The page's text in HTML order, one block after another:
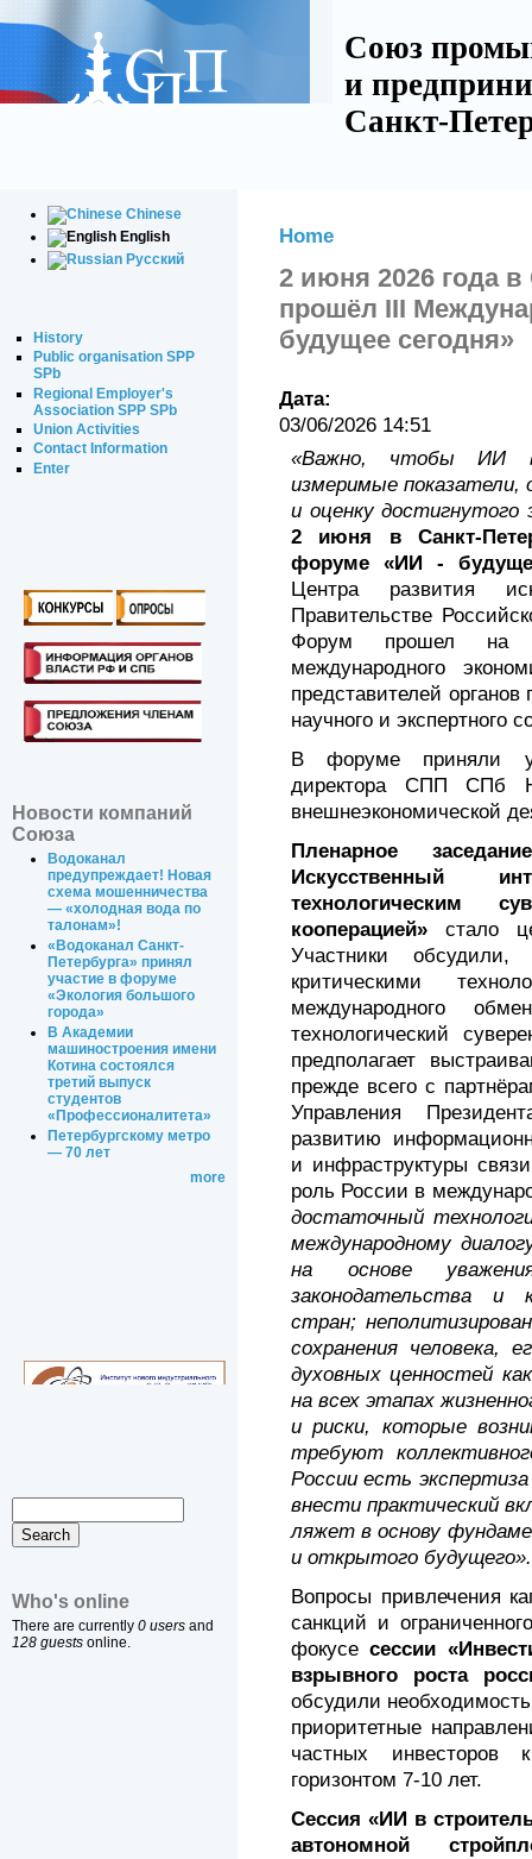
Союз
и
Санкт-
Chinese
English
Русский
History
Public organisation SPP
SPb
Regional Employer's
Association SPP SPb
Union Activities
Contact Information
Enter
Новости компаний
Союза
Водоканал
предупреждает! Новая
схема мошенничества
— «холодная вода по
талонам»!
«Водоканал Санкт-
Петербурга» принял
участие в форуме
«Экология большого
города»
В Академии
машиностроения имени
Котина состоялся
третий выпуск
студентов
«Профессионалитета»
Петербургскому метро
— 70 лет
more
Who's online
There are currently 0 users and
128 guests online.
Home
2 июня 2026 года в
прошёл III
будущее сегодня»
Дата:
03/06/2026 14:51
«Важно, чтобы ИИ
измеримые
и оценку
2 июня в Санкт-
форуме «ИИ -
Центра развития
Правительстве
Форум прошел на
международного
представителей органов
научного и экспертного
В форуме приняли
директора СПП СПб
внешнеэкономической
Пленарное
Искусственный
технологическим
кооперацией» стало
Участники
критическими
международного
технологический
предполагает
прежде всего с
Управления
развитию
и инфраструктуры
роль России в
достаточный
международному
на основе
законодательства и
стран;
сохранения человека,
духовных ценностей
на всех этапах
и риски, которые
требуют
России есть
внести практический
ляжет в основу
и открытого будущего».
Вопросы привлечения
санкций и
фокусесессии
взрывного роста
обсудили
приоритетные
частных инвесторов
горизонтом 7-10 лет.
Сессия «ИИ в
автономной